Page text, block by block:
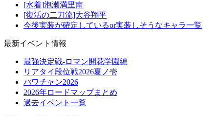
[水着]泡瀬満里南
[復活の二刀流]大谷翔平
今後実装が確定しているor実装しそうなキャラ一覧
最新イベント情報
最強決定戦-ロマン開花学園編
リアタイ段位戦2026夏ノ壱
パワチャン2026
2026年ロードマップまとめ
過去イベント一覧